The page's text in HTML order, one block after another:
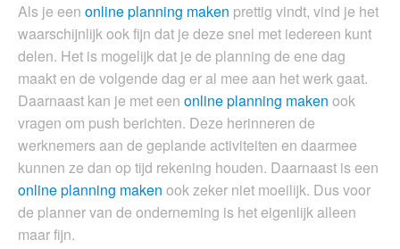
Als je een online planning maken prettig vindt, vind je het
waarschijnlijk ook fijn dat je deze snel met iedereen kunt
delen. Het is mogelijk dat je de planning de ene dag
maakt en de volgende dag er al mee aan het werk gaat.
Daarnaast kan je met een online planning maken ook
vragen om push berichten. Deze herinneren de
werknemers aan de geplande activiteiten en daarmee
kunnen ze dan op tijd rekening houden. Daarnaast is een
online planning maken ook zeker niet moeilijk. Dus voor
de planner van de onderneming is het eigenlijk alleen
maar fijn.